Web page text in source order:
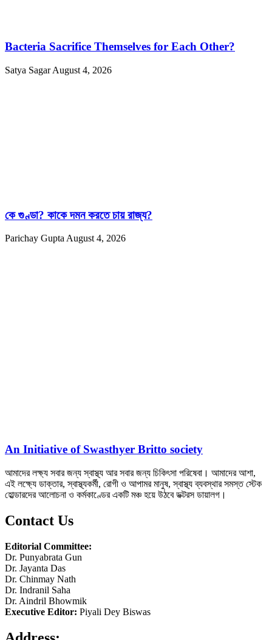
Bacteria Sacrifice Themselves for Each Other?
Satya SagarAugust 4, 2026
কে গুণ্ডা? কাকে দমন করতে চায় রাজ্য?
Parichay Gupta August 4, 2026
An Initiative of Swasthyer Britto society
আমাদের লক্ষ্য সবার জন্য স্বাস্থ্য আর সবার জন্য চিকিৎসা পরিষেবা। আমাদের আশা,
এই লক্ষ্যে ডাক্তার, স্বাস্থ্যকর্মী, রোগী ও আপামর মানুষ, স্বাস্থ্য ব্যবস্থার সমস্ত স্টেক
হোল্ডারদের আলোচনা ও কর্মকাণ্ডের একটি মঞ্চ হয়ে উঠবে ডক্টরস ডায়ালগ।
Contact Us
Editorial Committee:
Dr. Punyabrata Gun
Dr. Jayanta Das
Dr. Chinmay Nath
Dr. Indranil Saha
Dr. Aindril Bhowmik
Executive Editor: Piyali Dey Biswas